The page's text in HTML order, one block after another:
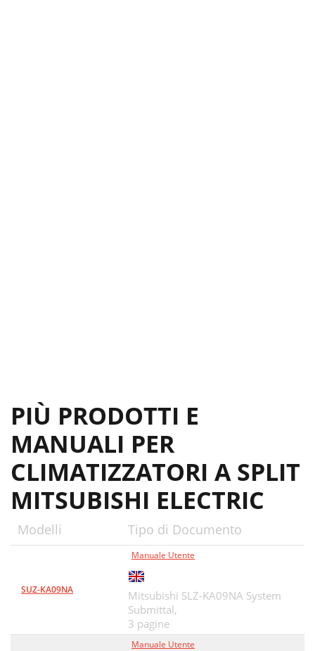
PIÙ PRODOTTI E
MANUALI PER
CLIMATIZZATORI A SPLIT
MITSUBISHI ELECTRIC
Modelli Tipo di Documento
SUZ-KA09NA
Manuale Utente
Mitsubishi SLZ-KA09NA System
Submittal,
3 pagine
Manuale Utente